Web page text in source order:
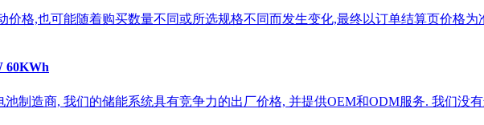
价格,也可能随着购买数量不同或所选规格不同而发生变化,最终以订单结算页价格为
60KWh
制造商, 我们的储能系统具有竞争力的出厂价格, 并提供OEM和ODM服务. 我们没